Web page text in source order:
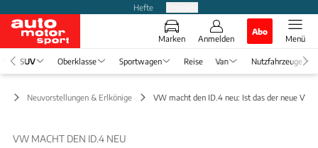
Hefte
Marken Anmelden
Abo
Menü
SUV Oberklasse Sportwagen Reise Van Nutzfahrzeuge
Neuvorstellungen & Erlkönige VW macht den ID.4 neu: Ist das der neue VW
VW MACHT DEN ID.4 NEU